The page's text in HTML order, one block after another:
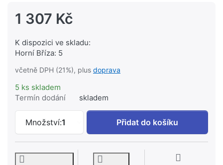
1 307 Kč
K dispozici ve skladu:
Horní Bříza: 5
včetně DPH (21%), plus doprava
5 ks skladem
Termín dodání
skladem
Množství:1
DORNBRACHT Kartuše Ø 35 x 70
Přidat do košíku